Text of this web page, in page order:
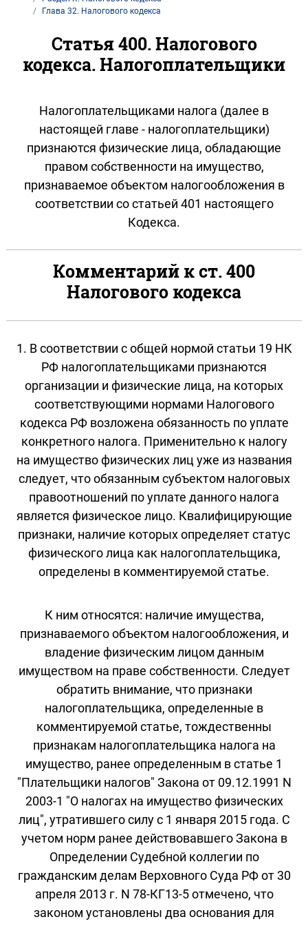
Глава 32. Налогового кодекса
Статья 400. Налогового
кодекса. Налогоплательщики
Налогоплательщиками налога (далее в
настоящей главе - налогоплательщики)
признаются физические лица, обладающие
правом собственности на имущество,
признаваемое объектом налогообложения в
соответствии со статьей 401 настоящего
Кодекса.
Комментарий к ст. 400
Налогового кодекса
1. В соответствии с общей нормой статьи 19 НК
РФ налогоплательщиками признаются
организации и физические лица, на которых
соответствующими нормами Налогового
кодекса РФ возложена обязанность по уплате
конкретного налога. Применительно к налогу
на имущество физических лиц уже из названия
следует, что обязанным субъектом налоговых
правоотношений по уплате данного налога
является физическое лицо. Квалифицирующие
признаки, наличие которых определяет статус
физического лица как налогоплательщика,
определены в комментируемой статье.
К ним относятся: наличие имущества,
признаваемого объектом налогообложения, и
владение физическим лицом данным
имуществом на праве собственности. Следует
обратить внимание, что признаки
налогоплательщика, определенные в
комментируемой статье, тождественны
признакам налогоплательщика налога на
имущество, ранее определенным в статье 1
"Плательщики налогов" Закона от 09.12.1991 N
2003-1 "О налогах на имущество физических
лиц", утратившего силу с 1 января 2015 года. С
учетом норм ранее действовавшего Закона в
Определении Судебной коллегии по
гражданским делам Верховного Суда РФ от 30
апреля 2013 г. N 78-КГ13-5 отмечено, что
законом установлены два основания для